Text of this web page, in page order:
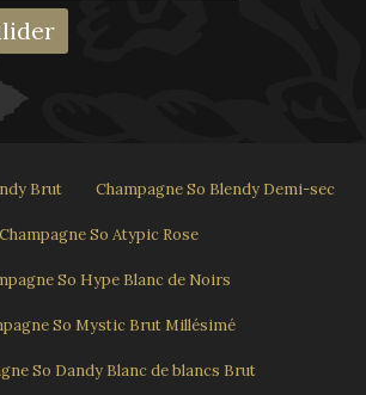
Brut Champagne So Blendy Demi-sec
Champagne So Atypic Rose
So Hype Blanc de Noirs
So Mystic Brut Millésimé
So Dandy Blanc de blancs Brut